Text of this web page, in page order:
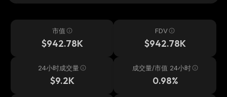
市值
$942.78K
FDV
$942.78K
24小时成交量
$9.2K
成交量/市值 24小时
0.98%